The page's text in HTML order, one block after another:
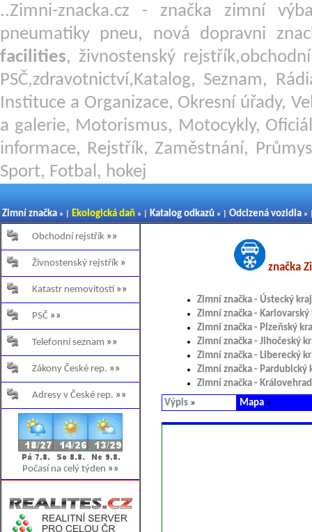
..Zimni-znacka.cz - značka zimní
pneumatiky pneu, nová dopravni
facilities, živnostenský
PSČ,zdravotnictví,Katalog, Seznam,
Instituce a Organizace, Okresní úřady,
a galerie, Motorismus, Motocykly,
informace, Rejstřík, Zaměstnání,
Sport, Fotbal, hokej
Zimní značka » | Ekologická daň » | Katalog odkazů » | Odcizená vozidla »
Obchodní rejstřík »»
Živnostenský rejstřík »
Katastr nemovitostí »»
PSČ »»
Telefonní seznam »»
Zákony České rep. »»
Adresy v České rep. »»
Počasí na celý týden »»
značka
Zimní značka - Ústecký kraj
Zimní značka - Karlovarský
Zimní značka - Plzeňský
Zimní značka - Jihočeský
Zimní značka - Liberecký
Zimní značka - Pardubický
Zimní značka -
Výpis » Mapa »